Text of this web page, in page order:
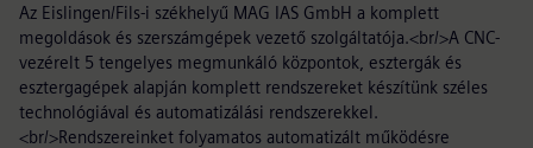
Az Eislingen/Fils-i székhelyű MAG IAS GmbH a komplett
megoldások és szerszámgépek vezető szolgáltatója.<br/>A CNC-
vezérelt 5 tengelyes megmunkáló központok, esztergák és
esztergagépek alapján komplett rendszereket készítünk széles
technológiával és automatizálási rendszerekkel.
<br/>Rendszereinket folyamatos automatizált működésre